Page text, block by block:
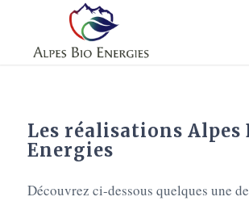
Les réalisations Alpes
Energies
Découvrez ci-dessous quelques une